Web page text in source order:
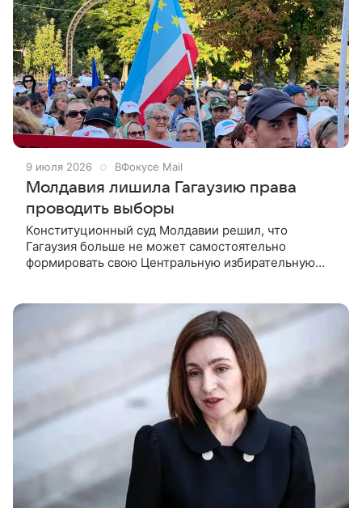
9 июля 2026 ВФокусе Mail
Молдавия лишила Гагаузию права
проводить выборы
Конституционный суд Молдавии решил, что
Гагаузия больше не может самостоятельно
формировать свою Центральную избирательную